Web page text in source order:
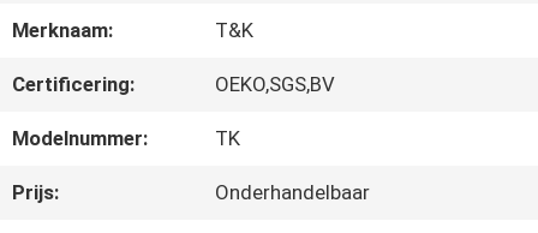
CONTACTEER
ONS
Merknaam: T&K
Certificering: OEKO,SGS,BV
Modelnummer: TK
Prijs: Onderhandelbaar